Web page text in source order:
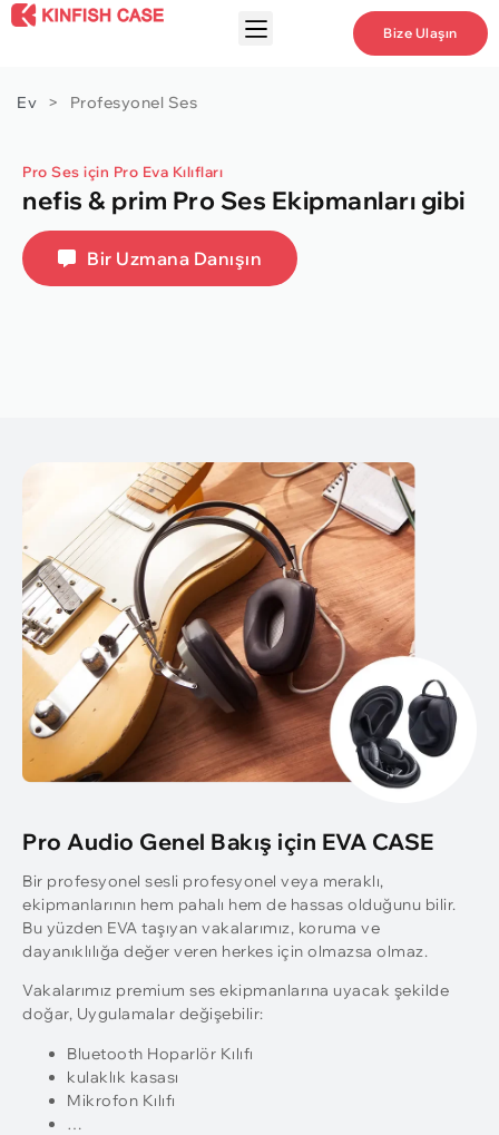
Bize Ulaşın
Ev > Profesyonel Ses
Pro Ses için Pro Eva Kılıfları
nefis & prim Pro Ses Ekipmanları gibi
Bir Uzmana Danışın
Pro Audio Genel Bakış için EVA CASE
Bir profesyonel sesli profesyonel veya meraklı,
ekipmanlarının hem pahalı hem de hassas olduğunu bilir.
Bu yüzden EVA taşıyan vakalarımız, koruma ve
dayanıklılığa değer veren herkes için olmazsa olmaz.
Vakalarımız premium ses ekipmanlarına uyacak şekilde
doğar, Uygulamalar değişebilir:
Bluetooth Hoparlör Kılıfı
kulaklık kasası
Mikrofon Kılıfı
…